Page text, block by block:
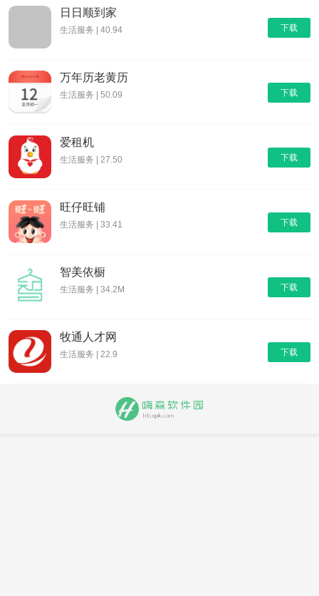
下载
日日顺到家
生活服务 | 40.94
下载
万年历老黄历
生活服务 | 50.09
下载
爱租机
生活服务 | 27.50
下载
旺仔旺铺
生活服务 | 33.41
下载
智美依橱
生活服务 | 34.2M
下载
牧通人才网
生活服务 | 22.9